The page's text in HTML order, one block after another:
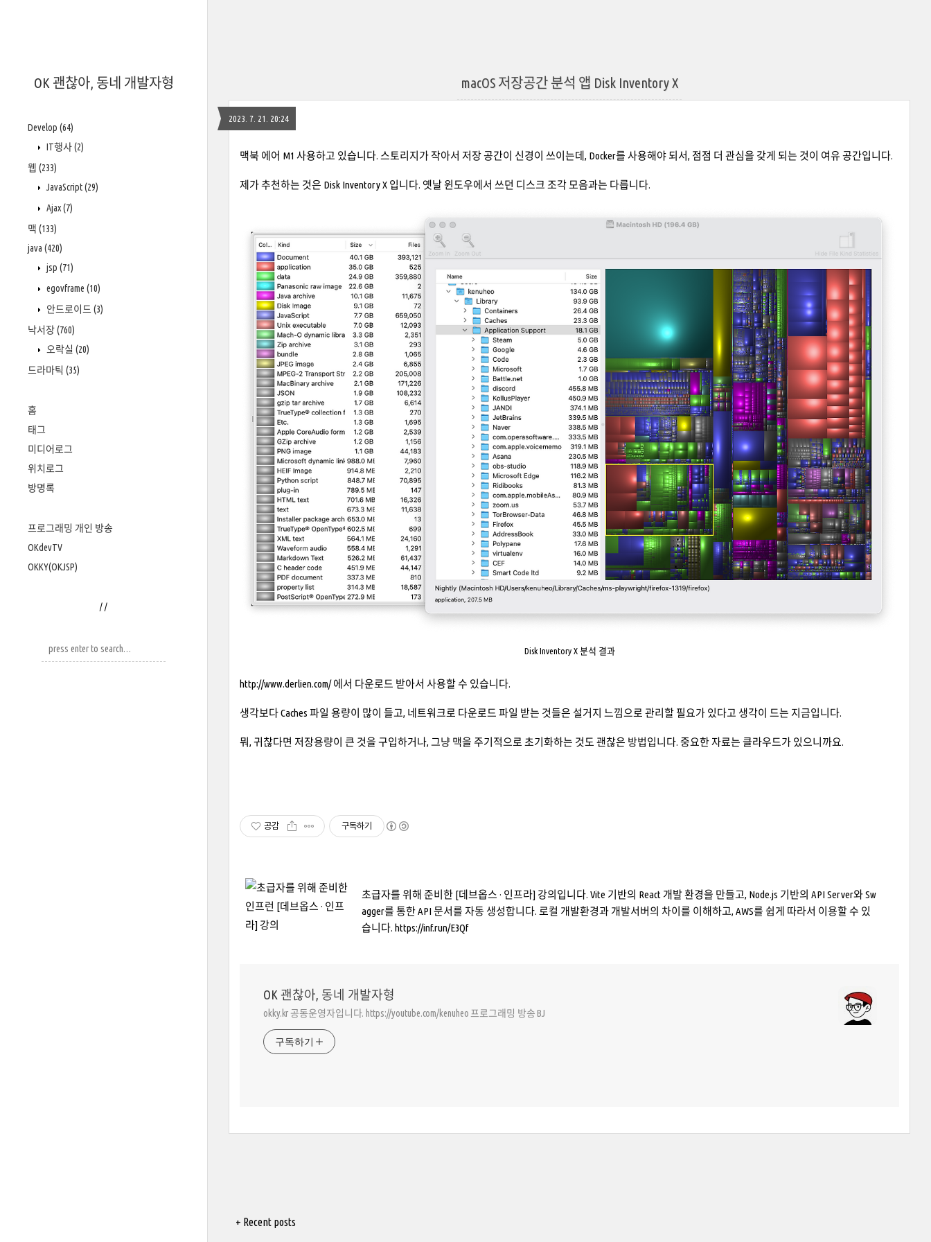
OK 괜찮아, 동네 개발자형
Develop (64)
IT행사(2)
웹 (233)
JavaScript(29)
Ajax(7)
맥 (133)
java (420)
jsp (71)
egovframe (10)
안드로이드 (3)
낙서장(760)
오락실 (20)
드라마틱 (35)
홈
태그
미디어로그
위치로그
방명록
프로그래밍 개인 방송
OKdevTV
OKKY(OKJSP)
/ /
macOS 저장공간 분석 앱 Disk Inventory X
2023. 7. 21. 20:24
맥북 에어 M1 사용하고 있습니다. 스토리지가 작아서 저장 공간이 신경이 쓰이는데, Docker를 사용해야 되서, 점점 더 관심을 갖게 되는 것이 여유 공간입니다.
제가 추천하는 것은 Disk Inventory X 입니다. 옛날 윈도우에서 쓰던 디스크 조각 모음과는 다릅니다.
Disk Inventory X 분석 결과
http://www.derlien.com/에서 다운로드 받아서 사용할 수 있습니다.
생각보다 Caches 파일 용량이 많이 들고, 네트워크로 다운로드 파일 받는 것들은 설거지 느낌으로 관리할 필요가 있다고 생각이 드는 지금입니다.
뭐, 귀찮다면 저장용량이 큰 것을 구입하거나, 그냥 맥을 주기적으로 초기화하는 것도 괜찮은 방법입니다. 중요한 자료는 클라우드가 있으니까요.
공감 구독하기
초급자를 위해 준비한 [데브옵스 · 인프라] 강의입니다. Vite 기반의 React 개발 환경을 만들고, Node.js 기반의 API Server와 Sw
agger를 통한 API 문서를 자동 생성합니다. 로컬 개발환경과 개발서버의 차이를 이해하고, AWS를 쉽게 따라서 이용할 수 있
습니다. https://inf.run/E3Qf
OK 괜찮아, 동네 개발자형
okky.kr 공동운영자입니다. https://youtube.com/kenuheo 프로그래밍 방송 BJ
구독하기
+ Recent posts